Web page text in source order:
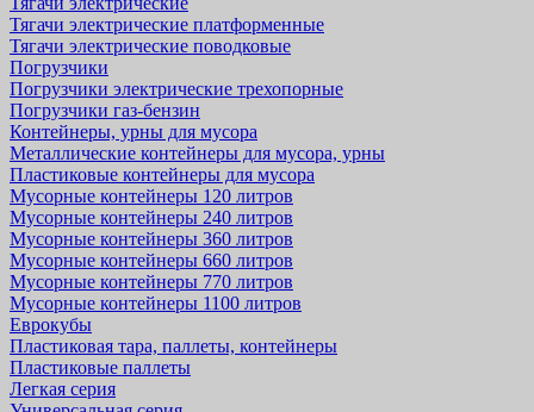
Тягачи электрические платформенные
Тягачи электрические поводковые
Погрузчики
Погрузчики электрические трехопорные
Погрузчики газ-бензин
Контейнеры, урны для мусора
Металлические контейнеры для мусора, урны
Пластиковые контейнеры для мусора
Мусорные контейнеры 120 литров
Мусорные контейнеры 240 литров
Мусорные контейнеры 360 литров
Мусорные контейнеры 660 литров
Мусорные контейнеры 770 литров
Мусорные контейнеры 1100 литров
Еврокубы
Пластиковая тара, паллеты, контейнеры
Пластиковые паллеты
Легкая серия